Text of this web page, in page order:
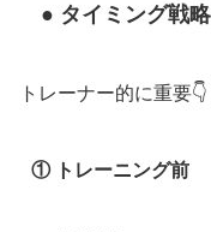
● タイミング戦略
トレーナー的に重要👇
① トレーニング前